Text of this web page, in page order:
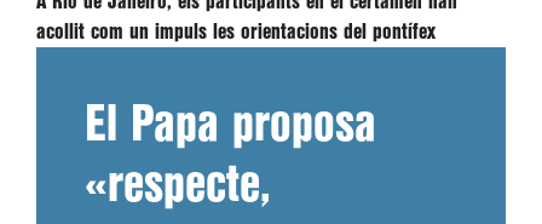
acollit com un impuls les orientacions del pontífex
El Papa proposa
«respecte,